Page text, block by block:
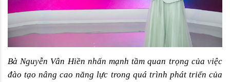
Bà Nguyễn Vân Hiền nhấn mạnh tầm quan trọng của việc
đào tạo nâng cao năng lực trong quá trình phát triển của